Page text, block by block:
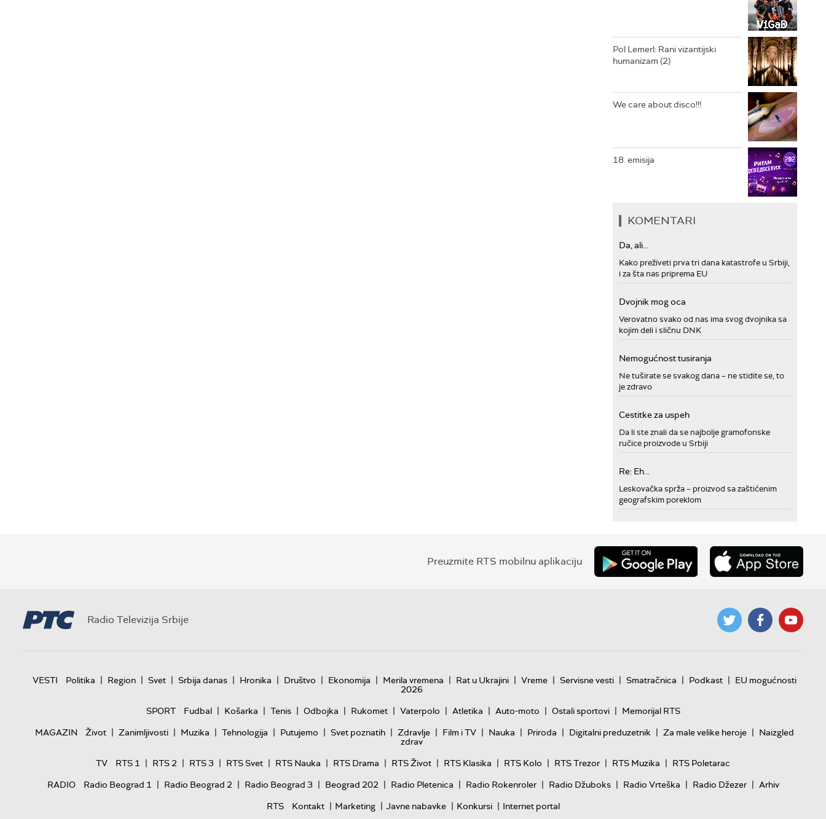
Pol Lemerl: Rani vizantijski
humanizam (2)
We care about disco!!!
18. emisija
KOMENTARI
Da, ali...
Kako preživeti prva tri dana katastrofe u Srbiji,
i za šta nas priprema EU
Dvojnik mog oca
Verovatno svako od nas ima svog dvojnika sa
kojim deli i sličnu DNK
Nemogućnost tusiranja
Ne tuširate se svakog dana – ne stidite se, to
je zdravo
Cestitke za uspeh
Da li ste znali da se najbolje gramofonske
ručice proizvode u Srbiji
Re: Eh...
Leskovačka sprža – proizvod sa zaštićenim
geografskim poreklom
Preuzmite RTS mobilnu aplikaciju
Radio Televizija Srbije
VESTI Politika | Region | Svet | Srbija danas | Hronika | Društvo | Ekonomija | Merila vremena | Rat u Ukrajini | Vreme | Servisne vesti | Smatračnica | Podkast | EU mogućnosti
2026
SPORT
Fudbal | Košarka | Tenis | Odbojka | Rukomet | Vaterpolo | Atletika | Auto-moto | Ostali sportovi | Memorijal RTS
MAGAZIN
Život | Zanimljivosti | Muzika | Tehnologija | Putujemo | Svet poznatih | Zdravlje | Film i TV | Nauka | Priroda | Digitalni preduzetnik | Za male velike heroje | Naizgled
zdrav
TV
RTS 1 | RTS 2 | RTS 3 | RTS Svet | RTS Nauka | RTS Drama | RTS Život | RTS Klasika | RTS Kolo | RTS Trezor | RTS Muzika | RTS Poletarac
RADIO
Radio Beograd 1 | Radio Beograd 2 | Radio Beograd 3 | Beograd 202 | Radio Pletenica | Radio Rokenroler | Radio Džuboks | Radio Vrteška | Radio Džezer | Arhiv
RTS
Kontakt | Marketing | Javne nabavke | Konkursi | Internet portal